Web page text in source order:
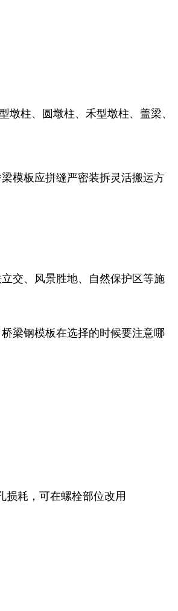
柱、圆墩柱、禾型墩柱、盖梁、
模板应拼缝严密装拆灵活搬运方
交、风景胜地、自然保护区等施
梁钢模板在选择的时候要注意哪
损耗，可在螺栓部位改用